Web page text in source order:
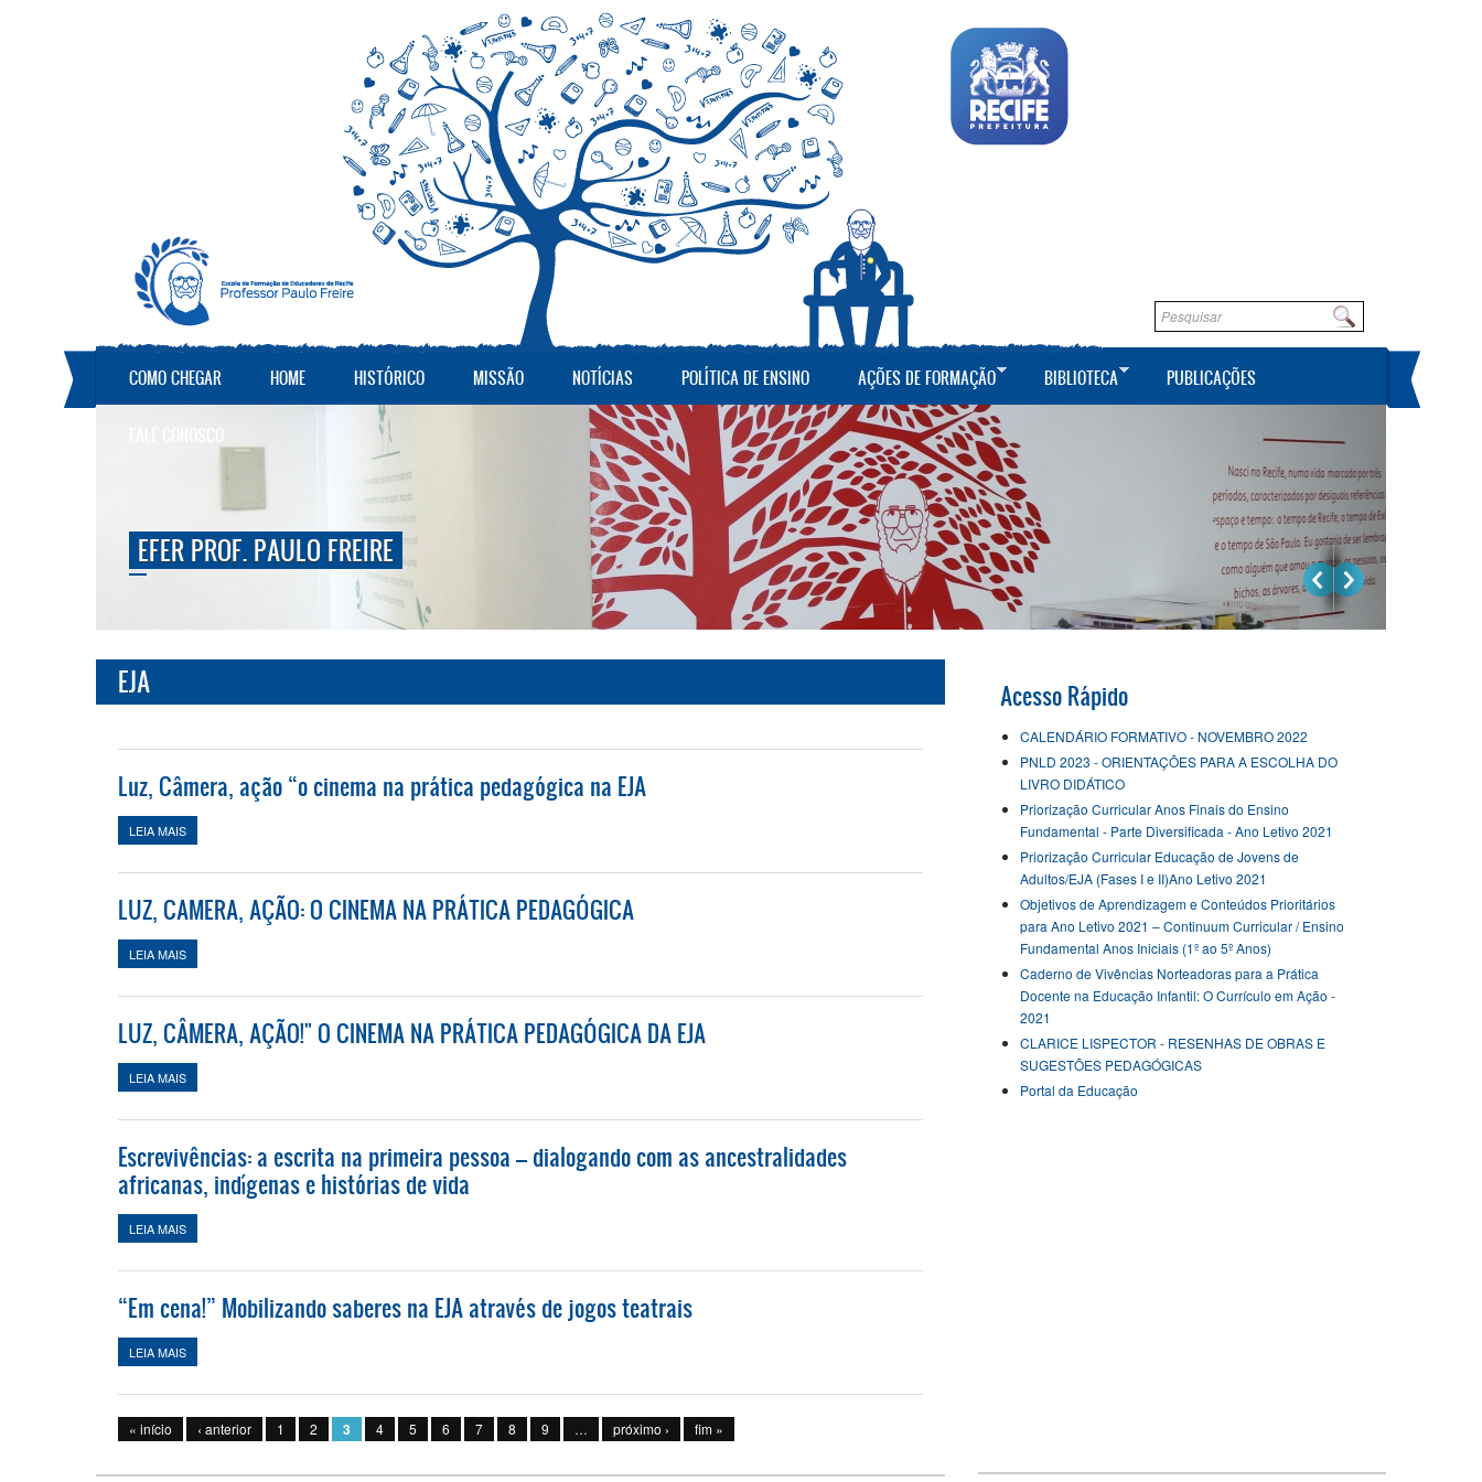
Formulário de busca
COMO CHEGAR HOME HISTÓRICO MISSÃO NOTÍCIAS POLÍTICA DE ENSINO AÇÕES DE FORMAÇÃO BIBLIOTECA PUBLICAÇÕES
EFER PROF. PAULO FREIRE
EJA
Luz, Câmera, ação “o cinema na prática pedagógica na EJA
LEIA MAIS
LUZ, CAMERA, AÇÃO: O CINEMA NA PRÁTICA PEDAGÓGICA
LEIA MAIS
LUZ, CÂMERA, AÇÃO!" O CINEMA NA PRÁTICA PEDAGÓGICA DA EJA
LEIA MAIS
Escrevivências: a escrita na primeira pessoa – dialogando com as ancestralidades
africanas, indígenas e histórias de vida
LEIA MAIS
“Em cena!” Mobilizando saberes na EJA através de jogos teatrais
LEIA MAIS
Páginas
« início ‹ anterior 1 2 3 4 5 6 7 8 9 … próximo › fim »
Acesso Rápido
CALENDÁRIO FORMATIVO - NOVEMBRO 2022
PNLD 2023 - ORIENTAÇÕES PARA A ESCOLHA DO
LIVRO DIDÁTICO
Priorização Curricular Anos Finais do Ensino
Fundamental - Parte Diversificada - Ano Letivo 2021
Priorização Curricular Educação de Jovens de
Adultos/EJA (Fases I e II)Ano Letivo 2021
Objetivos de Aprendizagem e Conteúdos Prioritários
para Ano Letivo 2021 – Continuum Curricular / Ensino
Fundamental Anos Iniciais (1º ao 5º Anos)
Caderno de Vivências Norteadoras para a Prática
Docente na Educação Infantil: O Currículo em Ação -
2021
CLARICE LISPECTOR - RESENHAS DE OBRAS E
SUGESTÕES PEDAGÓGICAS
Portal da Educação